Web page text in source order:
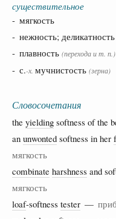
существительное
- мягкость
- нежность; деликатность
- плавность (перехода и т. п.)
- с.-х. мучнистость (зерна)
Словосочетания
the yielding softness of the
an unwonted softness in her
мягкость
combinate harshness and
мягкость
loaf-softness tester —